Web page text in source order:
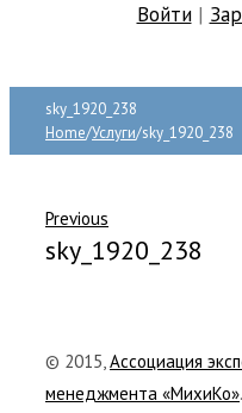
Войти|
sky_1920_238
Home/Услуги/sky_1920_238
Previous
sky_1920_238
© 2015,Ассоциация
менеджмента «МихиКо»